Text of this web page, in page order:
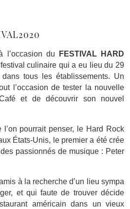
l’occasion du
FESTIVAL HARD
culinaire qui a eu lieu du 29
dans tous les établissements. Un
l’occasion de tester la nouvelle
et de découvrir son nouvel
pourrait penser, le Hard Rock
États-Unis, le premier a été crée
passionnés de musique : Peter
à la recherche d’un lieu sympa
et qui faute de trouver décide
américain dans un vieux